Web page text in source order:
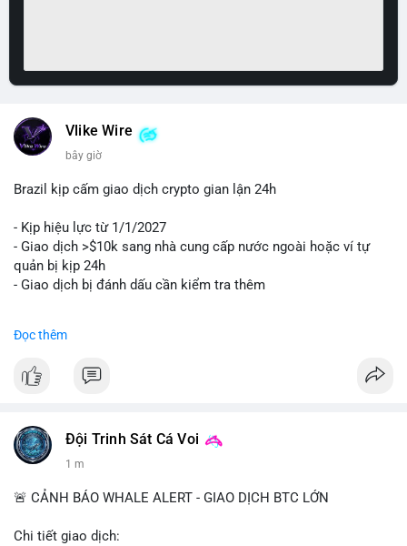
Vlike Wire
bây giờ
Brazil kịp cấm giao dịch crypto gian lận 24h
- Kịp hiệu lực từ 1/1/2027
- Giao dịch >$10k sang nhà cung cấp nước ngoài hoặc ví tự
quản bị kịp 24h
- Giao dịch bị đánh dấu cần kiểm tra thêm
📰 Nguồn: Cointelegraph
Đọc thêm
Đội Trinh Sát Cá Voi
1 m
🚨 CẢNH BÁO WHALE ALERT - GIAO DỊCH BTC LỚN
Chi tiết giao dịch: